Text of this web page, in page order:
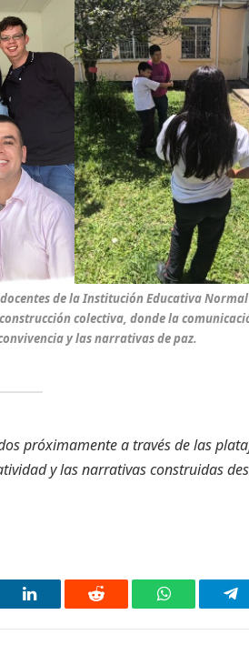
de la Institución Educativa
colectiva, donde la
y las narrativas de paz.
próximamente a través de las
y las narrativas construidas
LinkedIn Reddit WhatsApp